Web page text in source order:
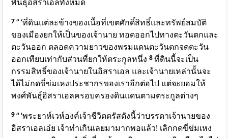
7“ ‘ที่ดินแต่ละข้างของเนื้อที่เขตศักดิ์สิทธิ์และทรัพย์สมบัติ
ของเมืองยกให้เป็นของเจ้านาย ทอดออกไปทางตะวันตกและ
ตะวันออก ตลอดความยาวของพรมแดนตะวันตกจดตะวัน
ออกเทียบเท่ากับส่วนที่ยกให้ตระกูลหนึ่ง 8ที่ดินนี้จะเป็น
กรรมสิทธิ์ของเจ้านายในอิสราเอล และเจ้านายเหล่านั้นจะ
ได้ไม่กดขี่ข่มเหงประชากรของเราอีกต่อไป แต่จะยอมให้
พงศ์พันธุ์อิสราเอลครอบครองดินแดนตามตระกูลต่างๆ
9“ ‘พระยาห์เวห์องค์เจ้าชีวิตตรัสดังนี้ว่าบรรดาเจ้านายของ
อิสราเอลเอ๋ย เจ้าทำเกินเลยมามากพอแล้ว! เลิกกดขี่ข่มเหง